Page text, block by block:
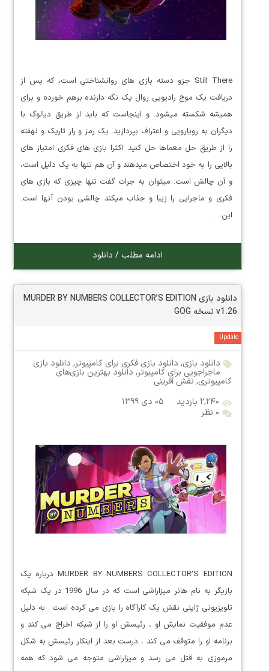
Still There جزو دسته بازی های روانشناختی است، که پس از
دریافت یک موج رادیویی روال یک نگه دارنده برهم خورده و برای
همیشه شکسته میشود. و اینجاست که باید از طریق دیالوگ با
دیگران به رویارویی و اعتراف بپردازید. یک رمز و راز تاریک و نهفته
را از طریق حل معماها حل کنید. اکثرا بازی های فکری امتیاز های
بالایی را به خود اختصاص میدهند و آن هم تنها به یک دلیل است،
و آن چالش است. میتوان به جرات گفت تنها چیزی که بازی های
فکری و ماجرایی را زیبا و جذاب میکند چالشی بودن آنها است.
این…
ادامه مطلب / دانلود
دانلود بازی MURDER BY NUMBERS COLLECTOR’S EDITION
v1.26 نسخه GOG
Update
دانلود بازی, دانلود بازی فکری برای کامپیوتر, دانلود بازی
ماجراجویی برای کامپیوتر, دانلود بهترین بازی‌های
کامپیوتری, نقش آفرینی
۲,۲۴۰ بازدید
۰۵ دی ۱۳۹۹
۰ نظر
MURDER BY NUMBERS COLLECTOR’S EDITION درباره یک
بازیگر به نام هانر میزاراشی است که در سال 1996 در یک شبکه
تلویزیونی ژاپنی نقش یک کارآگاه را بازی می کرده است . به دلیل
عدم موفقیت نمایش او ، رئیسش او را از شبکه اخراج می کند و
برنامه او را متوقف می کند ، درست بعد از اینکار رئیسش به شکل
مرموزی به قتل می رسد و میزاراشی متوجه می شود که همه